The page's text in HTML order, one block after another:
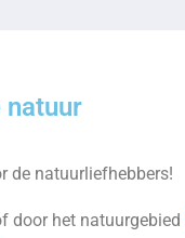
natuur
de natuurliefhebbers!
door het natuurgebied